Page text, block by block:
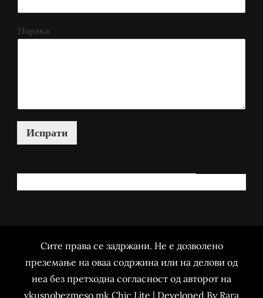
Порака
Испрати
Сите права се задржани. Не е дозволено
преземање на оваа содржина или на делови од
неа без претходна согласност од авторот на
vkusnobezmeso.mk Chic Lite | Developed By Rara